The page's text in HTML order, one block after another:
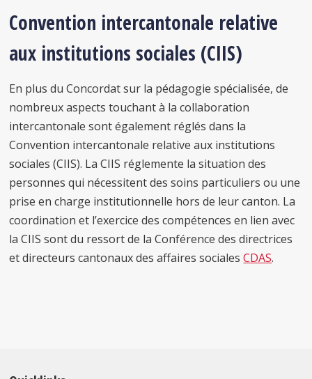
Convention intercantonale relative
aux institutions sociales (CIIS)
En plus du Concordat sur la pédagogie spécialisée, de
nombreux aspects touchant à la collaboration
intercantonale sont également réglés dans la
Convention intercantonale relative aux institutions
sociales (CIIS). La CIIS réglemente la situation des
personnes qui nécessitent des soins particuliers ou une
prise en charge institutionnelle hors de leur canton. La
coordination et l’exercice des compétences en lien avec
la CIIS sont du ressort de la Conférence des directrices
et directeurs cantonaux des affaires socialesCDAS.